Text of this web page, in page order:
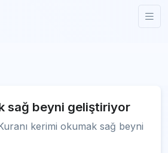
sağ beyni geliştiriyor
kerimi okumak sağ beyni